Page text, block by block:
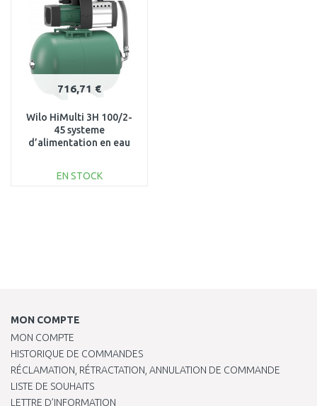
716,71 €
Wilo HiMulti 3H 100/2-
45 systeme
d’alimentation en eau
EN STOCK
MON COMPTE
MON COMPTE
HISTORIQUE DE COMMANDES
RÉCLAMATION, RÉTRACTATION, ANNULATION DE COMMANDE
LISTE DE SOUHAITS
LETTRE D’INFORMATION